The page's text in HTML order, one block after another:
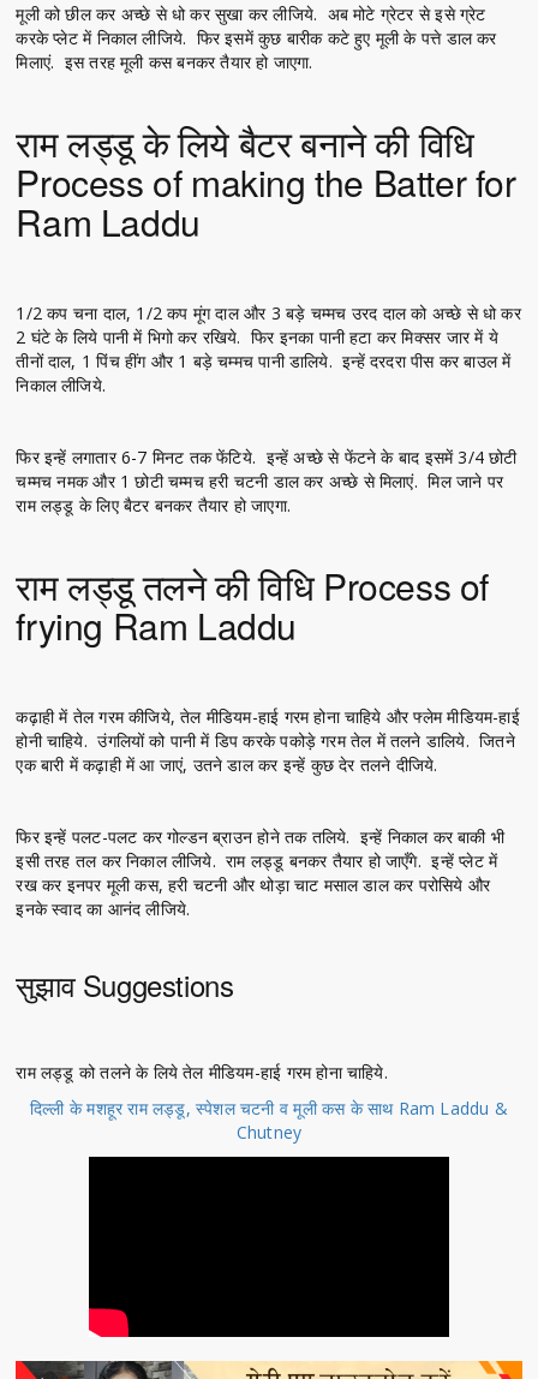
मूली को छील कर अच्छे से धो कर सुखा कर लीजिये. अब मोटे ग्रेटर से इसे ग्रेट
करके प्लेट में निकाल लीजिये. फिर इसमें कुछ बारीक कटे हुए मूली के पत्ते डाल कर
मिलाएं. इस तरह मूली कस बनकर तैयार हो जाएगा.
राम लड्डू के लिये बैटर बनाने की विधि
Process of making the Batter for
Ram Laddu
1/2 कप चना दाल, 1/2 कप मूंग दाल और 3 बड़े चम्मच उरद दाल को अच्छे से धो कर
2 घंटे के लिये पानी में भिगो कर रखिये. फिर इनका पानी हटा कर मिक्सर जार में ये
तीनों दाल, 1 पिंच हींग और 1 बड़े चम्मच पानी डालिये. इन्हें दरदरा पीस कर बाउल में
निकाल लीजिये.
फिर इन्हें लगातार 6-7 मिनट तक फेंटिये. इन्हें अच्छे से फेंटने के बाद इसमें 3/4 छोटी
चम्मच नमक और 1 छोटी चम्मच हरी चटनी डाल कर अच्छे से मिलाएं. मिल जाने पर
राम लड्डू के लिए बैटर बनकर तैयार हो जाएगा.
राम लड्डू तलने की विधि Process of
frying Ram Laddu
कढ़ाही में तेल गरम कीजिये, तेल मीडियम-हाई गरम होना चाहिये और फ्लेम मीडियम-हाई
होनी चाहिये. उंगलियों को पानी में डिप करके पकोड़े गरम तेल में तलने डालिये. जितने
एक बारी में कढ़ाही में आ जाएं, उतने डाल कर इन्हें कुछ देर तलने दीजिये.
फिर इन्हें पलट-पलट कर गोल्डन ब्राउन होने तक तलिये. इन्हें निकाल कर बाकी भी
इसी तरह तल कर निकाल लीजिये. राम लड्डू बनकर तैयार हो जाएँगे. इन्हें प्लेट में
रख कर इनपर मूली कस, हरी चटनी और थोड़ा चाट मसाल डाल कर परोसिये और
इनके स्वाद का आनंद लीजिये.
सुझाव Suggestions
राम लड्डू को तलने के लिये तेल मीडियम-हाई गरम होना चाहिये.
दिल्ली के मशहूर राम लड्डू, स्पेशल चटनी व मूली कस के साथ Ram Laddu &
Chutney